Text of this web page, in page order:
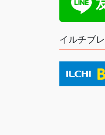
イルチブ